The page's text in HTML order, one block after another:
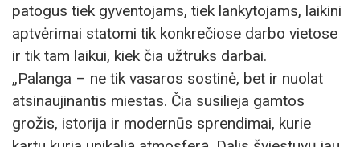
patogus tiek gyventojams, tiek lankytojams, laikini
aptvėrimai statomi tik konkrečiose darbo vietose
ir tik tam laikui, kiek čia užtruks darbai.
„Palanga – ne tik vasaros sostinė, bet ir nuolat
atsinaujinantis miestas. Čia susilieja gamtos
grožis, istorija ir modernūs sprendimai, kurie